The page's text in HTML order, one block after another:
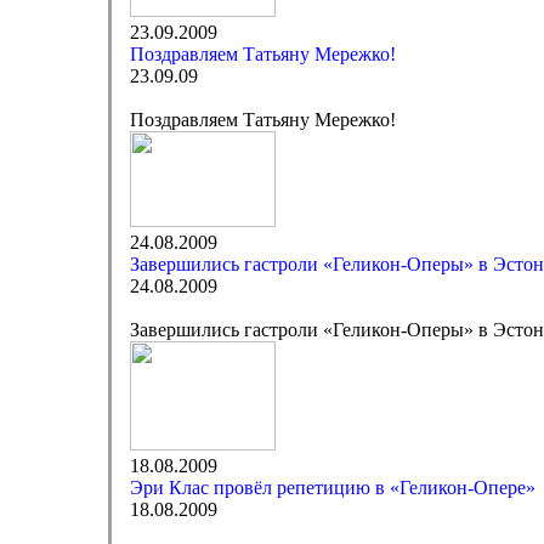
23.09.2009
Поздравляем Татьяну Мережко!
23.09.09
Поздравляем Татьяну Мережко!
24.08.2009
Завершились гастроли «Геликон-Оперы» в
24.08.2009
Завершились гастроли «Геликон-Оперы» в
18.08.2009
Эри Клас провёл репетицию в «Геликон-Опере»
18.08.2009